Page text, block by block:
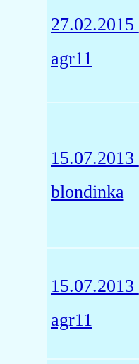
27.02.2015
agr11
15.07.2013
blondinka
15.07.2013
agr11